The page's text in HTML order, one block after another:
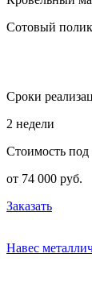
Сотовый
Сроки
2 недели
Стоимость
от 74 000 руб.
Заказать
Навес